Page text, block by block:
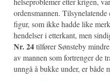
ordensmannen.
figur, som ikke hadde like
hendelser i etterkant, men
Nr. 24tilfører Sønsteby
av mannen som fortrenger de
unngå å bukke under, er både